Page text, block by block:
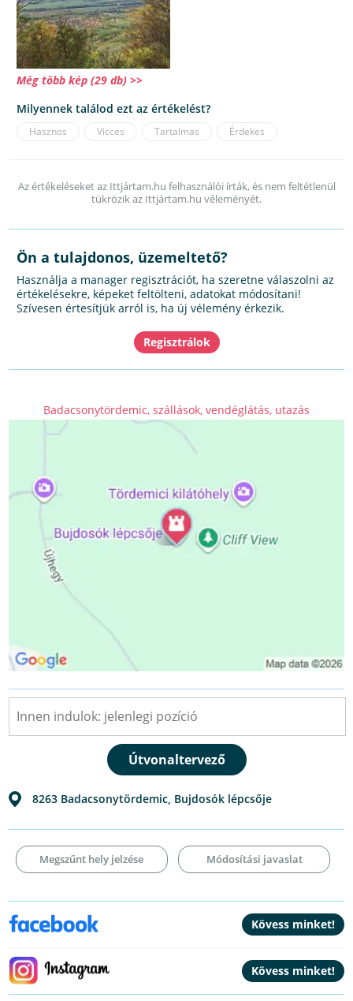
Még több kép (29 db) >>
Milyennek találod ezt az értékelést?
Hasznos Vicces Tartalmas Érdekes
Az értékeléseket az Ittjártam.hu felhasználói írták, és nem feltétlenül
tükrözik az Ittjártam.hu véleményét.
Ön a tulajdonos, üzemeltető?
Használja a manager regisztrációt, ha szeretne válaszolni az
értékelésekre, képeket feltölteni, adatokat módosítani!
Szívesen értesítjük arról is, ha új vélemény érkezik.
Badacsonytördemic, szállások, vendéglátás, utazás
8263 Badacsonytördemic Bujdosók lépcsője
Megszűnt hely jelzése Módosítási javaslat